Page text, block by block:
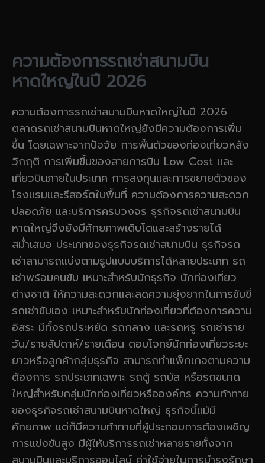
ความต้องการรถเช่าสนามบิน
หาดใหญ่ในปี 2026
ความต้องการรถเช่าสนามบินหาดใหญ่ในปี 2026
ตลาดรถเช่าสนามบินหาดใหญ่ยังมีความต้องการเพิ่ม
ขึ้น โดยเฉพาะจากปัจจัย การฟื้นตัวของท่องเที่ยวหลัง
วิกฤติ การเพิ่มขึ้นของสายการบิน Low Cost และ
เที่ยวบินภายในประเทศ การลงทุนและการขยายตัวของ
โรงแรมและรีสอร์ตในพื้นที่ ความต้องการความสะดวก
ปลอดภัย และบริการครบวงจร ธุรกิจรถเช่าสนามบิน
หาดใหญ่จึงยังมีศักยภาพเติบโตและสร้างรายได้
สม่ำเสมอ ประเภทของธุรกิจรถเช่าสนามบิน ธุรกิจรถ
เช่าสามารถแบ่งตามรูปแบบบริการได้หลายประเภท รถ
เช่าพร้อมคนขับ เหมาะสำหรับนักธุรกิจ นักท่องเที่ยว
ต่างชาติ ให้ความสะดวกและลดความยุ่งยากในการขับขี่
รถเช่าขับเอง เหมาะสำหรับนักท่องเที่ยวที่ต้องการความ
อิสระ มีทั้งรถประหยัด รถกลาง และรถหรู รถเช่าราย
วัน/รายสัปดาห์/รายเดือน ตอบโจทย์นักท่องเที่ยวระยะ
ยาวหรือลูกค้ากลุ่มธุรกิจ สามารถทำแพ็กเกจตามความ
ต้องการ รถประเภทเฉพาะ รถตู้ รถบัส หรือรถขนาด
ใหญ่สำหรับกลุ่มนักท่องเที่ยวหรือองค์กร ความท้าทาย
ของธุรกิจรถเช่าสนามบินหาดใหญ่ ธุรกิจนี้แม้มี
ศักยภาพ แต่ก็มีความท้าทายที่ผู้ประกอบการต้องเผชิญ
การแข่งขันสูง มีผู้ให้บริการรถเช่าหลายรายทั้งจาก